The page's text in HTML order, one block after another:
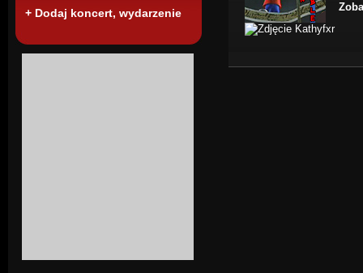
+ Dodaj koncert, wydarzenie